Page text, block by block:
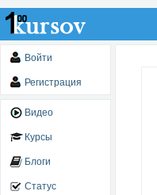
Войти
Регистрация
Видео
Курсы
Блоги
Статус